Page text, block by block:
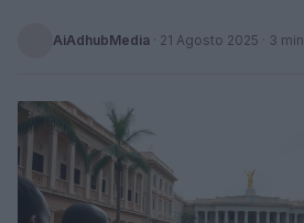
AiAdhubMedia · 21 Agosto 2025 · 3 min